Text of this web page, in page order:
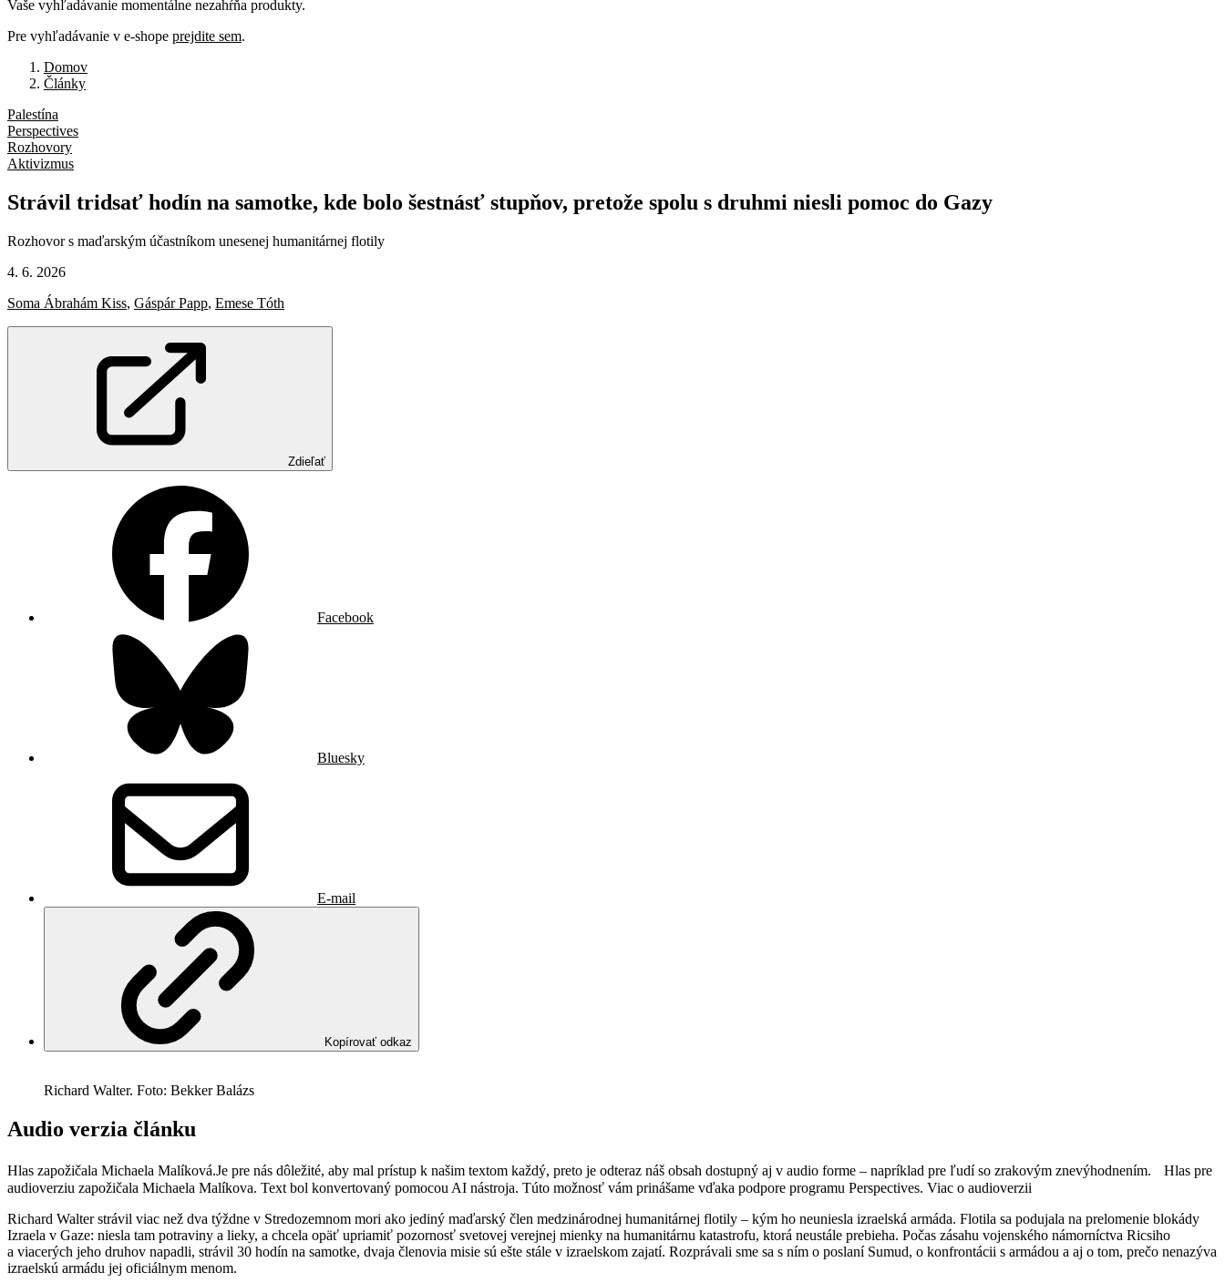
Vaše vyhľadávanie momentálne nezahŕňa produkty.
Pre vyhľadávanie v e-shope prejdite sem.
Domov
Články
Palestína
Perspectives
Rozhovory
Aktivizmus
Strávil tridsať hodín na samotke, kde bolo šestnásť stupňov, pretože spolu s druhmi niesli pomoc do Gazy
Rozhovor s maďarským účastníkom unesenej humanitárnej flotily
4. 6. 2026
Soma Ábrahám Kiss, Gáspár Papp, Emese Tóth
Zdieľať
Facebook
Bluesky
E-mail
Kopírovať odkaz
Richard Walter. Foto: Bekker Balázs
Audio verzia článku
Hlas zapožičala Michaela Malíková.Je pre nás dôležité, aby mal prístup k našim textom každý, preto je odteraz náš obsah dostupný aj v audio forme – napríklad pre ľudí so zrakovým znevýhodnením. Hlas pre
audioverziu zapožičala Michaela Malíkova. Text bol konvertovaný pomocou AI nástroja. Túto možnosť vám prinášame vďaka podpore programu Perspectives. Viac o audioverzii
Richard Walter strávil viac než dva týždne v Stredozemnom mori ako jediný maďarský člen medzinárodnej humanitárnej flotily – kým ho neuniesla izraelská armáda. Flotila sa podujala na prelomenie blokády
Izraela v Gaze: niesla tam potraviny a lieky, a chcela opäť upriamiť pozornosť svetovej verejnej mienky na humanitárnu katastrofu, ktorá neustále prebieha. Počas zásahu vojenského námorníctva Ricsiho
a viacerých jeho druhov napadli, strávil 30 hodín na samotke, dvaja členovia misie sú ešte stále v izraelskom zajatí. Rozprávali sme sa s ním o poslaní Sumud, o konfrontácii s armádou a aj o tom, prečo nenazýva
izraelskú armádu jej oficiálnym menom.